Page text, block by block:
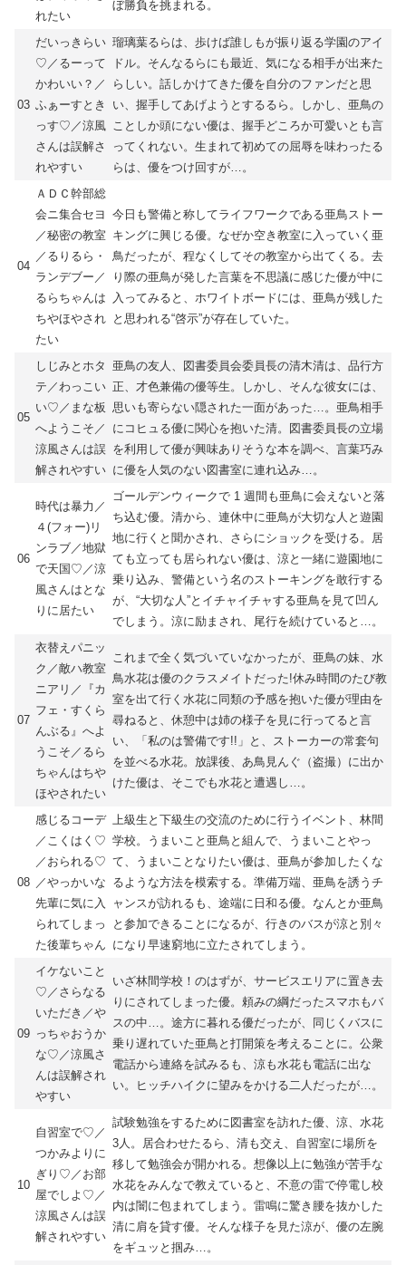
れたい
ぼ勝負を挑まれる。
03
だいっきらい
♡／るーって
かわいい？／
ふぁーすとき
っす♡／涼風
さんは誤解さ
れやすい
瑠璃葉るらは、歩けば誰しもが振り返る学園のアイ
ドル。そんなるらにも最近、気になる相手が出来た
らしい。話しかけてきた優を自分のファンだと思
い、握手してあげようとするるら。しかし、亜鳥の
ことしか頭にない優は、握手どころか可愛いとも言
ってくれない。生まれて初めての屈辱を味わったる
らは、優をつけ回すが…。
04
ＡＤＣ幹部総
会ニ集合セヨ
／秘密の教室
／るりるら・
ランデブー／
るらちゃんは
ちやほやされ
たい
今日も警備と称してライフワークである亜鳥ストー
キングに興じる優。なぜか空き教室に入っていく亜
鳥だったが、程なくしてその教室から出てくる。去
り際の亜鳥が発した言葉を不思議に感じた優が中に
入ってみると、ホワイトボードには、亜鳥が残した
と思われる“啓示”が存在していた。
05
しじみとホタ
テ／わっこい
い♡／まな板
へようこそ／
涼風さんは誤
解されやすい
亜鳥の友人、図書委員会委員長の清木清は、品行方
正、才色兼備の優等生。しかし、そんな彼女には、
思いも寄らない隠された一面があった…。亜鳥相手
にコヒュる優に関心を抱いた清。図書委員長の立場
を利用して優が興味ありそうな本を調べ、言葉巧み
に優を人気のない図書室に連れ込み…。
06
時代は暴力／
４(フォー)リ
ンラブ／地獄
で天国♡／涼
風さんはとな
りに居たい
ゴールデンウィークで 1 週間も亜鳥に会えないと落
ち込む優。清から、連休中に亜鳥が大切な人と遊園
地に行くと聞かされ、さらにショックを受ける。居
ても立っても居られない優は、涼と一緒に遊園地に
乗り込み、警備という名のストーキングを敢行する
が、“大切な人”とイチャイチャする亜鳥を見て凹ん
でしまう。涼に励まされ、尾行を続けていると…。
07
衣替えパニッ
ク／敵ハ教室
ニアリ／『カ
フェ・すくら
んぶる』へよ
うこそ／るら
ちゃんはちや
ほやされたい
これまで全く気づいていなかったが、亜鳥の妹、水
鳥水花は優のクラスメイトだった!休み時間のたび教
室を出て行く水花に同類の予感を抱いた優が理由を
尋ねると、休憩中は姉の様子を見に行ってると言
い、「私のは警備です!!」と、ストーカーの常套句
を並べる水花。放課後、あ鳥見んぐ（盗撮）に出か
けた優は、そこでも水花と遭遇し…。
08
感じるコーデ
／こくはく♡
／おられる♡
／やっかいな
先輩に気に入
られてしまっ
た後輩ちゃん
上級生と下級生の交流のために行うイベント、林間
学校。うまいこと亜鳥と組んで、うまいことやっ
て、うまいことなりたい優は、亜鳥が参加したくな
るような方法を模索する。準備万端、亜鳥を誘うチ
ャンスが訪れるも、途端に日和る優。なんとか亜鳥
と参加できることになるが、行きのバスが涼と別々
になり早速窮地に立たされてしまう。
09
イケないこと
♡／さらなる
いただき／や
っちゃおうか
な♡／涼風さ
んは誤解され
やすい
いざ林間学校！のはずが、サービスエリアに置き去
りにされてしまった優。頼みの綱だったスマホもバ
スの中…。途方に暮れる優だったが、同じくバスに
乗り遅れていた亜鳥と打開策を考えることに。公衆
電話から連絡を試みるも、涼も水花も電話に出な
い。ヒッチハイクに望みをかける二人だったが…。
10
自習室で♡／
つかみよりに
ぎり♡／お部
屋でしよ♡／
涼風さんは誤
解されやすい
試験勉強をするために図書室を訪れた優、涼、水花
3人。居合わせたるら、清も交え、自習室に場所を
移して勉強会が開かれる。想像以上に勉強が苦手な
水花をみんなで教えていると、不意の雷で停電し校
内は闇に包まれてしまう。雷鳴に驚き腰を抜かした
清に肩を貸す優。そんな様子を見た涼が、優の左腕
をギュッと掴み…。